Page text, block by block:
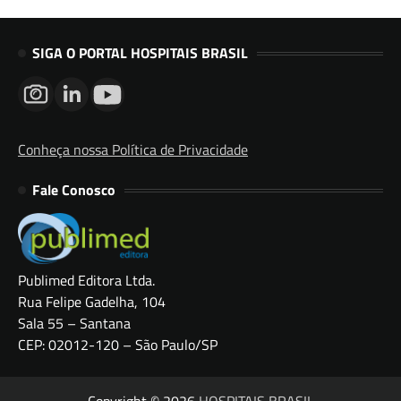
SIGA O PORTAL HOSPITAIS BRASIL
Conheça nossa Política de Privacidade
Fale Conosco
Publimed Editora Ltda.
Rua Felipe Gadelha, 104
Sala 55 – Santana
CEP: 02012-120 – São Paulo/SP